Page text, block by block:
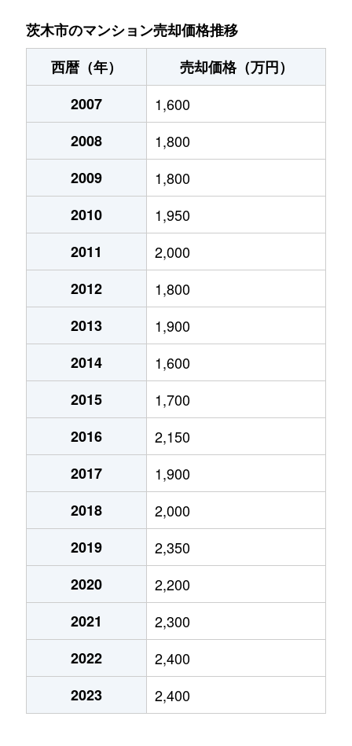
小川町
1,100万円 南茨木
春日
4,900万円 茨木
4,000万円
4,000万円
上穂積
230万円
上穂積
2,500万円
上穂積
3,600万円
上穂積
3,700万円
上穂積
3,900万円
上穂積
4,200万円
上穂積
2,000万円
北春日丘
1,200万円
北春日丘
3,700万円
彩都あさぎ
3,200万円
彩都あさぎ
3,100万円
彩都あさぎ
2,400万円
彩都あさぎ
3,300万円
彩都やまぶき
3,400万円
彩都やまぶき
3,400万円
茨木市のマンション売却価格推移
西暦（年）
売却価格（万円）
2007
1,600
2008
1,800
2009
1,800
2010
1,950
2011
2,000
2012
1,800
2013
1,900
2014
1,600
2015
1,700
2016
2,150
2017
1,900
2018
2,000
2019
2,350
2020
2,200
2021
2,300
2022
2,400
2023
2,400